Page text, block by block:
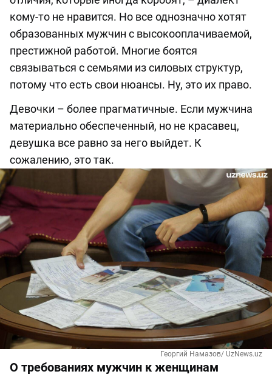
кому-то не нравится. Но все однозначно хотят
образованных мужчин с высокооплачиваемой,
престижной работой. Многие боятся
связываться с семьями из силовых структур,
потому что есть свои нюансы. Ну, это их право.
Девочки – более прагматичные. Если мужчина
материально обеспеченный, но не красавец,
девушка все равно за него выйдет. К
сожалению, это так.
Георгий Намазов/ UzNews.uz
О требованиях мужчин к женщинам